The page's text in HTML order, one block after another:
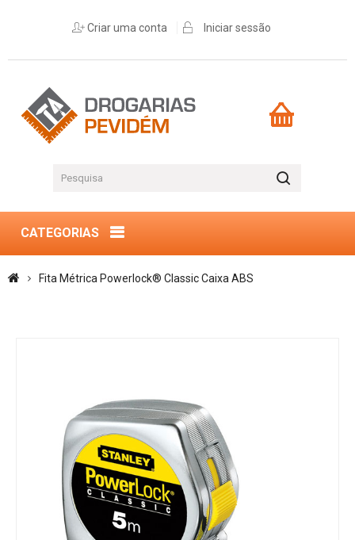
Criar uma conta Iniciar sessão
CATEGORIAS
Fita Métrica Powerlock® Classic Caixa ABS